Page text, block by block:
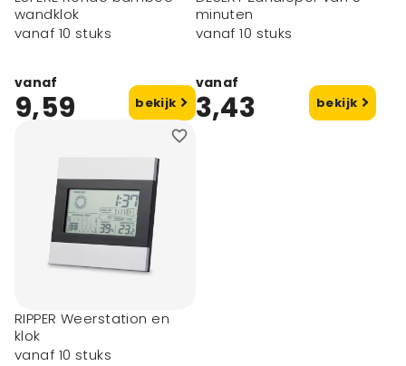
wandklok
vanaf 10 stuks
vanaf
9,59 bekijk
minuten
vanaf 10 stuks
vanaf
3,43 bekijk
RIPPER Weerstation en
klok
vanaf 10 stuks